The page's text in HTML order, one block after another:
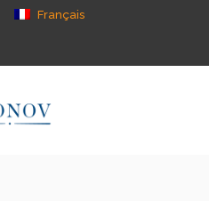
Français